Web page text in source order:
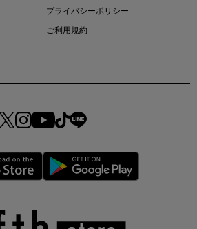
プライバシーポリシー
ご利用規約